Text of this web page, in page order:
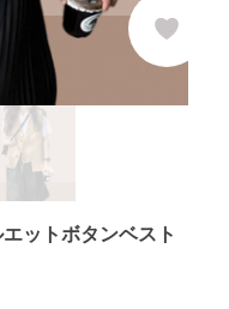
ットボタンベスト